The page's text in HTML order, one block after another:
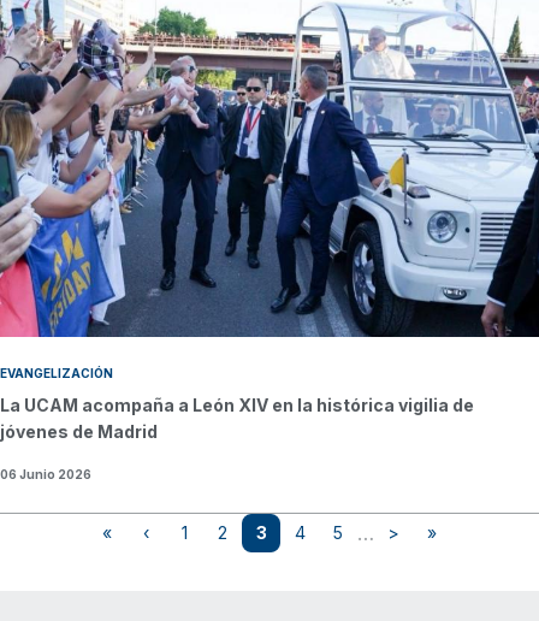
EVANGELIZACIÓN
La UCAM acompaña a León XIV en la histórica vigilia de
jóvenes de Madrid
06 Junio 2026
Primera página
«
Página anterior
‹
Page
1
Page
2
Página actual
3
Page
4
Page
5 … Siguiente página
>
Última página
»